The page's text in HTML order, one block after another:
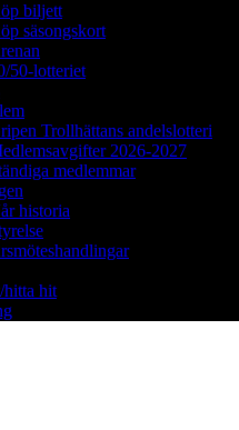
biljett
säsongskort
50-lotteriet
Trollhättans andelslotteri
2026-2027
medlemmar
historia
hit